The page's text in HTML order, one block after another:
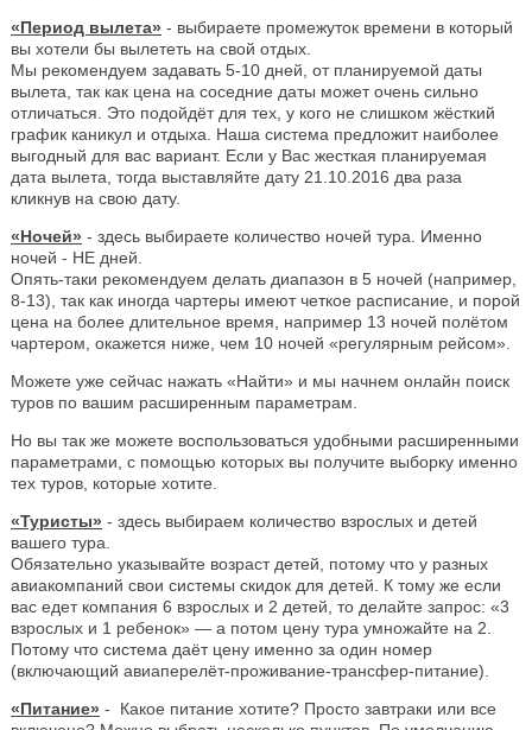
«Период вылета» - выбираете промежуток времени в который
вы хотели бы вылететь на свой отдых.
Мы рекомендуем задавать 5-10 дней, от планируемой даты
вылета, так как цена на соседние даты может очень сильно
отличаться. Это подойдёт для тех, у кого не слишком жёсткий
график каникул и отдыха. Наша система предложит наиболее
выгодный для вас вариант. Если у Вас жесткая планируемая
дата вылета, тогда выставляйте дату 21.10.2016 два раза
кликнув на свою дату.
«Ночей» - здесь выбираете количество ночей тура. Именно
ночей - НЕ дней.
Опять-таки рекомендуем делать диапазон в 5 ночей (например,
8-13), так как иногда чартеры имеют четкое расписание, и порой
цена на более длительное время, например 13 ночей полётом
чартером, окажется ниже, чем 10 ночей «регулярным рейсом».
Можете уже сейчас нажать «Найти» и мы начнем онлайн поиск
туров по вашим расширенным параметрам.
Но вы так же можете воспользоваться удобными расширенными
параметрами, с помощью которых вы получите выборку именно
тех туров, которые хотите.
«Туристы» - здесь выбираем количество взрослых и детей
вашего тура.
Обязательно указывайте возраст детей, потому что у разных
авиакомпаний свои системы скидок для детей. К тому же если
вас едет компания 6 взрослых и 2 детей, то делайте запрос: «3
взрослых и 1 ребенок» — а потом цену тура умножайте на 2.
Потому что система даёт цену именно за один номер
(включающий авиаперелёт-проживание-трансфер-питание).
«Питание» - Какое питание хотите? Просто завтраки или все